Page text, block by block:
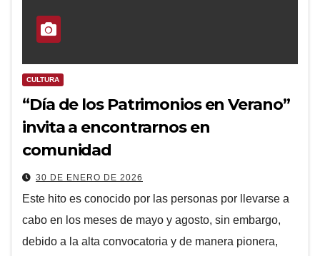
CULTURA
“Día de los Patrimonios en Verano”
invita a encontrarnos en
comunidad
30 DE ENERO DE 2026
Este hito es conocido por las personas por llevarse a
cabo en los meses de mayo y agosto, sin embargo,
debido a la alta convocatoria y de manera pionera,